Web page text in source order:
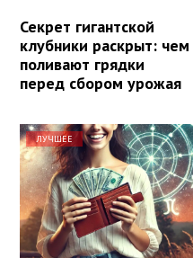
Секрет гигантской
клубники раскрыт: чем
поливают грядки
перед сбором урожая
ЛУЧШЕЕ